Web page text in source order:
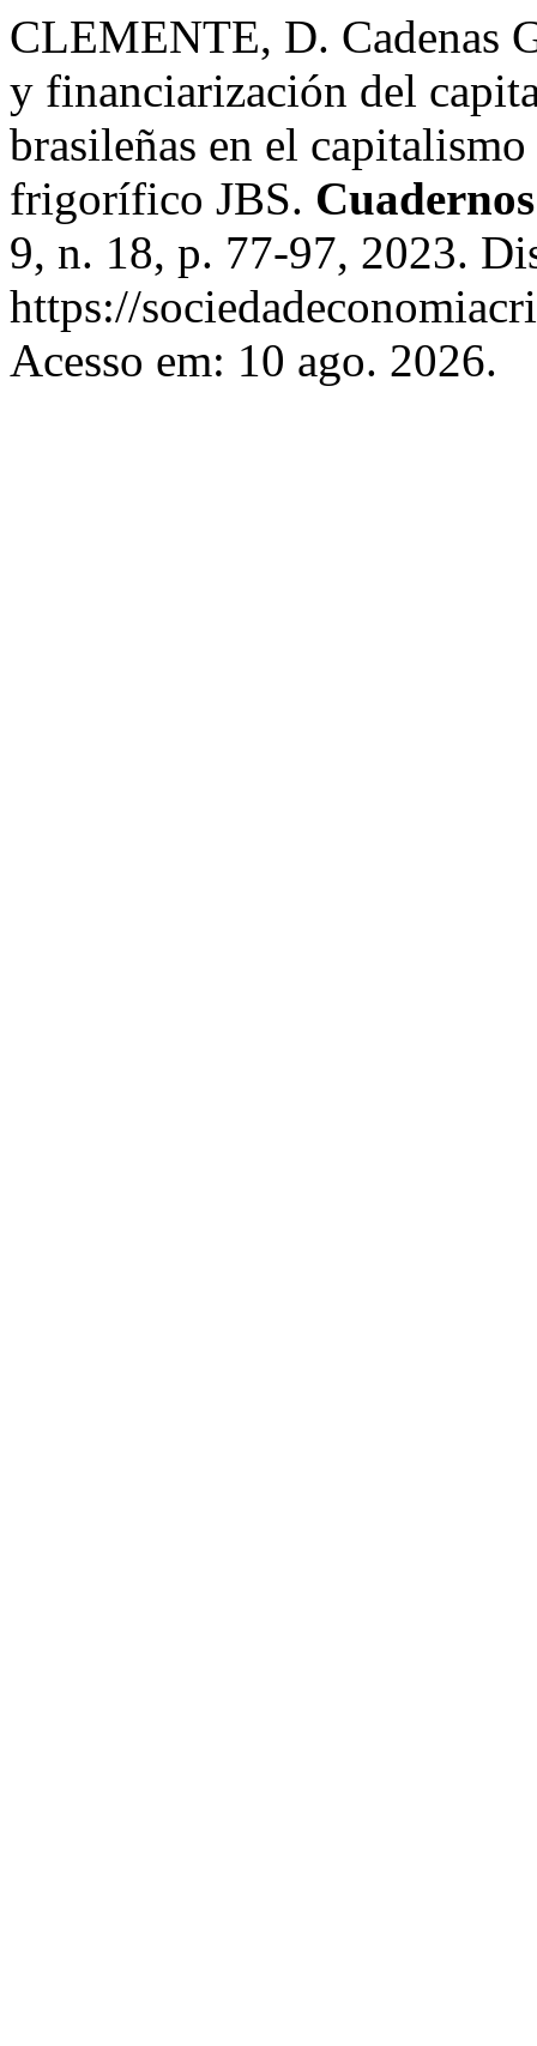
CLEMENTE, D. Cadenas
y financiarización del
brasileñas en el
frigorífico JBS.
9, n. 18, p. 77-97, 2023.
https://
Acesso em: 10 ago. 2026.